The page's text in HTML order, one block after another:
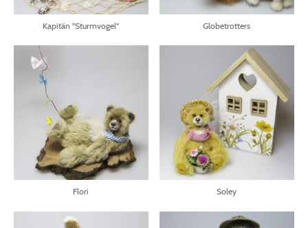
Kapitän "Sturmvogel" Globetrotters
Flori Soley